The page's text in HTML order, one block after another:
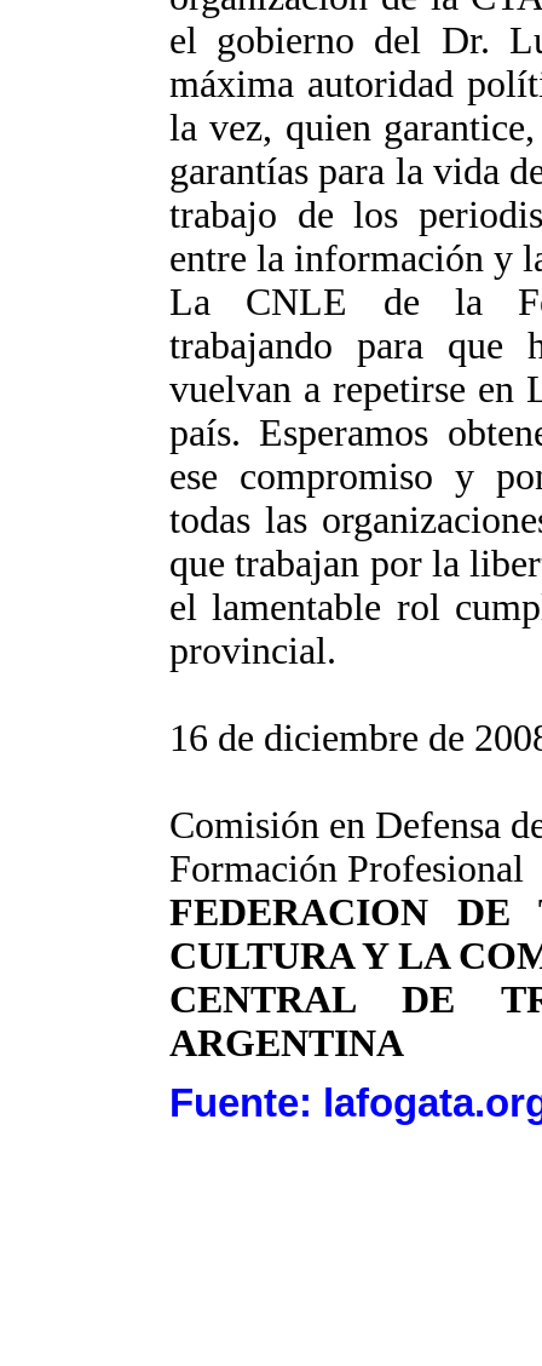
el gobierno del Dr.
máxima autoridad
la vez, quien
garantías para la vida
trabajo de los
entre la información y
La CNLE de la
trabajando para que
vuelvan a repetirse en
país. Esperamos
ese compromiso y
todas las
que trabajan por la
el lamentable rol
provincial.
16 de diciembre de
Comisión en Defensa
Formación Profesional
FEDERACION DE
CULTURA Y LA
CENTRAL DE
ARGENTINA
Fuente: